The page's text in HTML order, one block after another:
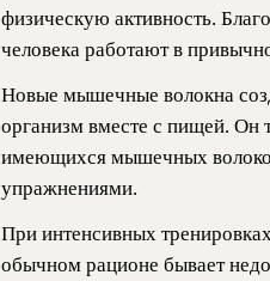
физическую активность.
человека работают в
Новые мышечные волокна
организм вместе с пищей. Он
имеющихся мышечных
упражнениями.
При интенсивных
обычном рационе бывает